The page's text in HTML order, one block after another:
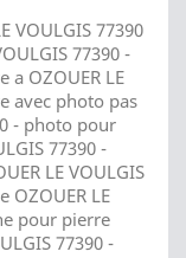
VOULGIS 77390
77390 -
OZOUER LE
avec photo pas
- photo pour
77390 -
LE VOULGIS
OZOUER LE
pour pierre
77390 -